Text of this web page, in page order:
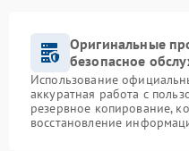
Оригинальные
безопасное
Использование
аккуратная работа с
резервное копирование,
восстановление